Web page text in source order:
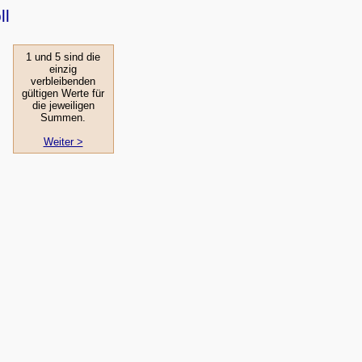
1 und 5 sind die
einzig
verbleibenden
gültigen Werte für
die jeweiligen
Summen.
Weiter >